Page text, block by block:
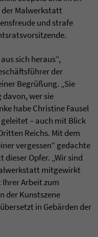
der Malwerkstatt
und strafe
sich heraus“,
der
Begrüßung. „Sie
wer sie
habe Christine Fausel
– auch mit Blick
Reichs. Mit dem
vergessen“ gedachte
Opfer. „Wir sind
mitgewirkt
Arbeit zum
der Kunstszene
in Gebärden der